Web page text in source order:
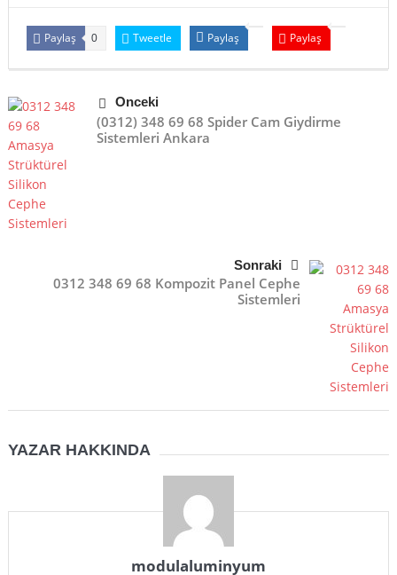
Paylaş 0 Tweetle Paylaş Paylaş
Önceki
(0312) 348 69 68 Spider Cam Giydirme
Sistemleri Ankara
Sonraki
0312 348 69 68 Kompozit Panel Cephe
Sistemleri
YAZAR HAKKINDA
modulaluminyum